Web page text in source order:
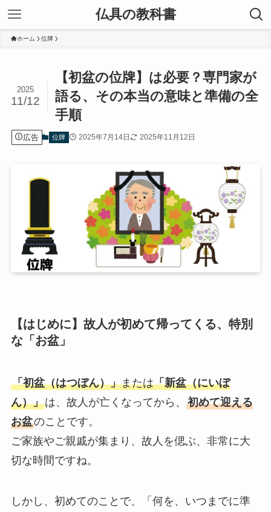
仏具の教科書
ホーム 位牌
【初盆の位牌】は必要？専門家が
語る、その本当の意味と準備の全
手順
2025
11/12
広告 位牌 2025年7月14日 2025年11月12日
【はじめに】故人が初めて帰ってくる、特別
な「お盆」
「初盆（はつぼん）」または「新盆（にいぼ
ん）」は、故人が亡くなってから、 初めて迎える
お盆のことです。
ご家族やご親戚が集まり、故人を偲ぶ、非常に大
切な時間ですね。
しかし、初めてのことで、「何を、いつまでに準